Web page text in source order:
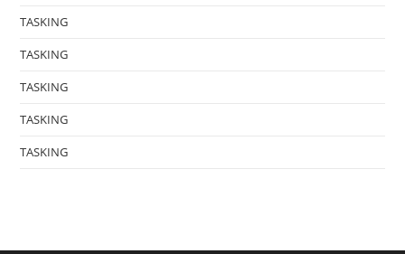
TASKING
TASKING
TASKING
TASKING
TASKING